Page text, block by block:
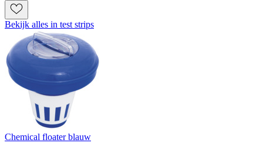
Bekijk alles in test strips
Chemical floater blauw